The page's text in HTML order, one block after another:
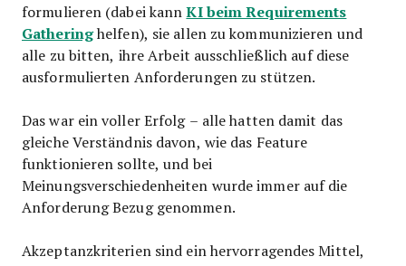
formulieren (dabei kannKI beim Requirements
Gatheringhelfen), sie allen zu kommunizieren und
alle zu bitten, ihre Arbeit ausschließlich auf diese
ausformulierten Anforderungen zu stützen.
Das war ein voller Erfolg – alle hatten damit das
gleiche Verständnis davon, wie das Feature
funktionieren sollte, und bei
Meinungsverschiedenheiten wurde immer auf die
Anforderung Bezug genommen.
Akzeptanzkriterien sind ein hervorragendes Mittel,